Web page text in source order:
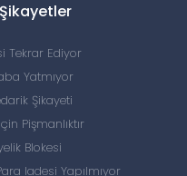
Tekrar Ediyor
Yatmıyor
Şikayeti
Pişmanlıktır
Blokesi
Iadesi Yapılmıyor